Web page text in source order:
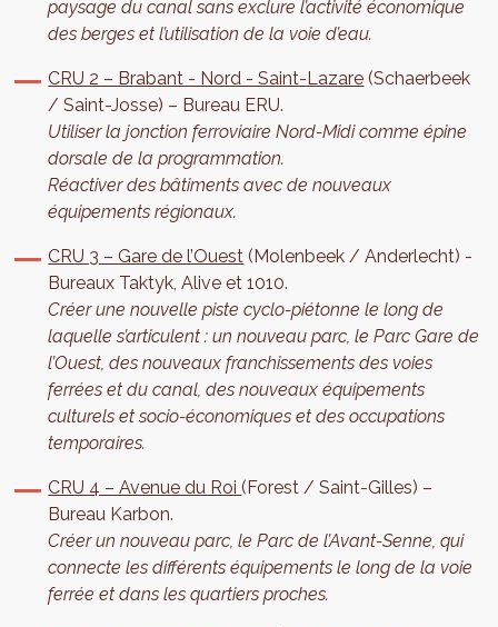
paysage du canal sans exclure l’activité économique
des berges et l’utilisation de la voie d’eau.
CRU 2 – Brabant - Nord - Saint-Lazare (Schaerbeek
/ Saint-Josse) – Bureau ERU.
Utiliser la jonction ferroviaire Nord-Midi comme épine
dorsale de la programmation.
Réactiver des bâtiments avec de nouveaux
équipements régionaux.
CRU 3 – Gare de l’Ouest (Molenbeek / Anderlecht) -
Bureaux Taktyk, Alive et 1010.
Créer une nouvelle piste cyclo-piétonne le long de
laquelle s’articulent : un nouveau parc, le Parc Gare de
l’Ouest, des nouveaux franchissements des voies
ferrées et du canal, des nouveaux équipements
culturels et socio-économiques et des occupations
temporaires.
CRU 4 – Avenue du Roi(Forest / Saint-Gilles) –
Bureau Karbon.
Créer un nouveau parc, le Parc de l’Avant-Senne, qui
connecte les différents équipements le long de la voie
ferrée et dans les quartiers proches.